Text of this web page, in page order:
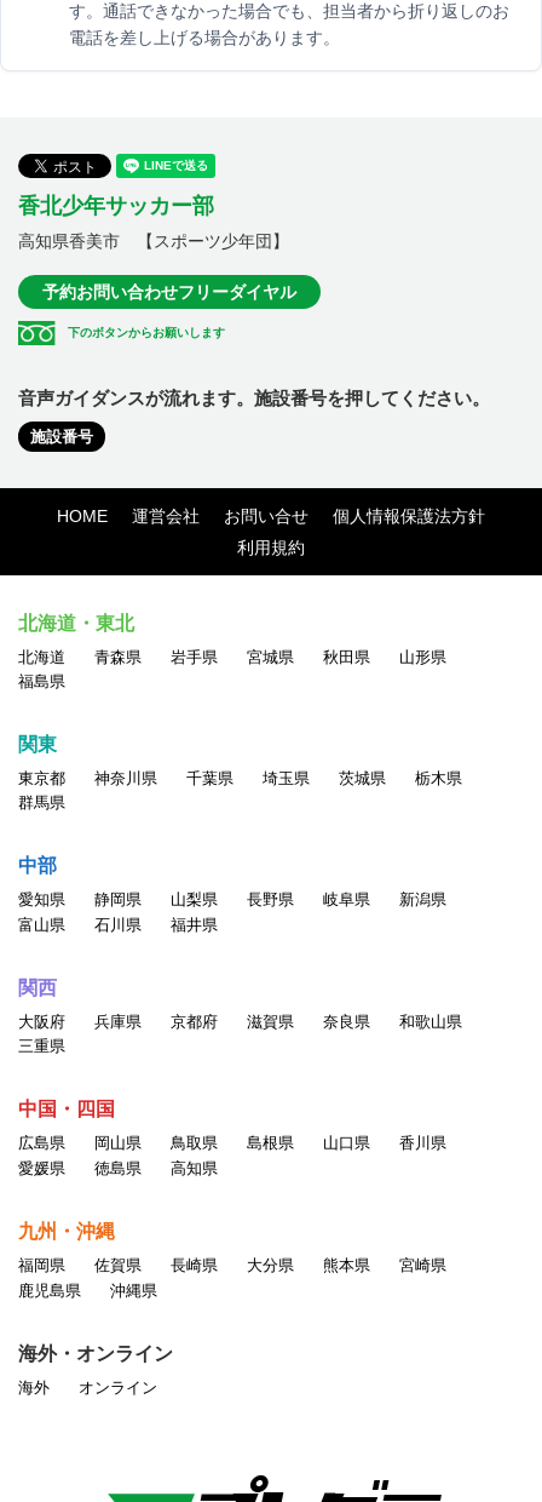
す。通話できなかった場合でも、担当者から折り返しのお
電話を差し上げる場合があります。
香北少年サッカー部
高知県香美市 【スポーツ少年団】
予約お問い合わせフリーダイヤル
下のボタンからお願いします
音声ガイダンスが流れます。施設番号を押してください。
施設番号
HOME 運営会社 お問い合せ
個人情報保護法方針
利用規約
北海道・東北
北海道 青森県 岩手県 宮城県 秋田県
山形県
福島県
関東
東京都 神奈川県 千葉県 埼玉県 茨城県
栃木県
群馬県
中部
愛知県 静岡県 山梨県 長野県 岐阜県
新潟県
富山県
石川県 福井県
関西
大阪府 兵庫県 京都府 滋賀県 奈良県
和歌山県
三重県
中国・四国
広島県 岡山県 鳥取県 島根県 山口県
香川県
愛媛県
徳島県 高知県
九州・沖縄
福岡県 佐賀県 長崎県 大分県 熊本県
宮崎県
鹿児島県
沖縄県
海外・オンライン
海外 オンライン